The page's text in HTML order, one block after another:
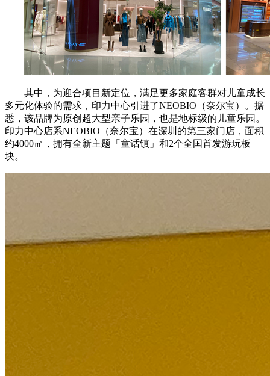
其中，为迎合项目新定位，满足更多家庭客群对儿童成长
多元化体验的需求，印力中心引进了NEOBIO（奈尔宝）。据
悉，该品牌为原创超大型亲子乐园，也是地标级的儿童乐园。
印力中心店系NEOBIO（奈尔宝） 在深圳的第三家门店，面积
约4000㎡，拥有全新主题「童话镇」和2个全国首发游玩板
块。